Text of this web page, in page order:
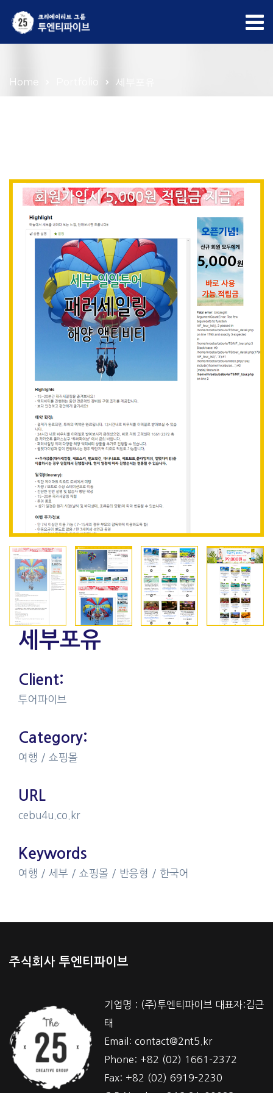
Portfolio
Home Portfolio 세부포유
세부포유
Client:
투어파이브
Category:
여행 / 쇼핑몰
URL​
cebu4u.co.kr
Keywords
여행 / 세부 / 쇼핑몰 / 반응형 / 한국어
주식회사 투엔티파이브
기업명 : (주)투엔티파이브 대표자:김근
태
Email: contact@2nt5.kr
Phone: +82 (02) 1661-2372
Fax: +82 (02) 6919-2230